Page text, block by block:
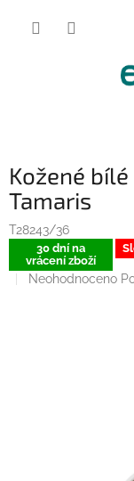
Kožené
Tamaris
T28243/36
30 dní na
vrácení zboží
Průměrné
Neohodnoceno